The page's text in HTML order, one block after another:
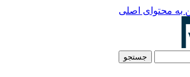
به محتوای اصلی
جستجو